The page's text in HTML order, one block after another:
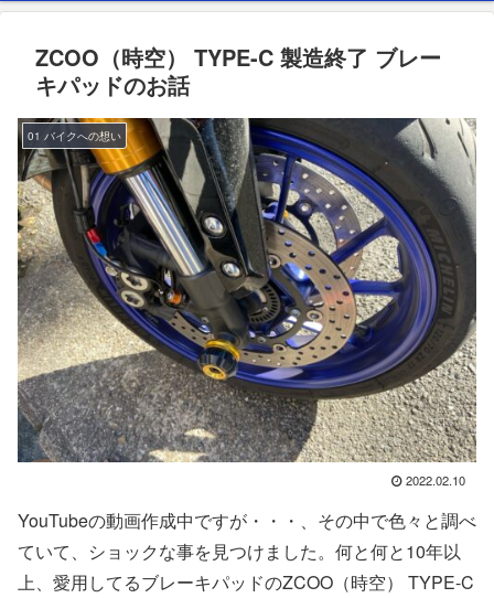
ZCOO（時空） TYPE-C 製造終了 ブレー
キパッドのお話
01 バイクへの想い
2022.02.10
YouTubeの動画作成中ですが・・・、その中で色々と調べ
ていて、ショックな事を見つけました。何と何と10年以
上、愛用してるブレーキパッドのZCOO（時空） TYPE-C